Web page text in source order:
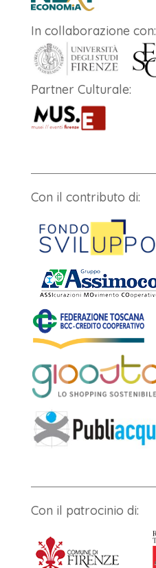
In collaborazione con:
Partner Culturale:
Con il contributo di:
Con il patrocinio di: